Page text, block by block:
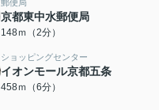
郵便局
京都東中水郵便局
148ｍ（2分）
ショッピングセンター
イオンモール京都五条
458ｍ（6分）